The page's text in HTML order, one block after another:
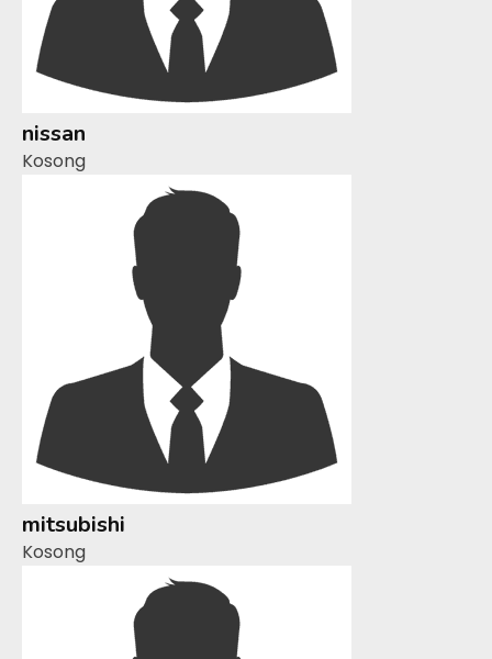
nissan
Kosong
mitsubishi
Kosong